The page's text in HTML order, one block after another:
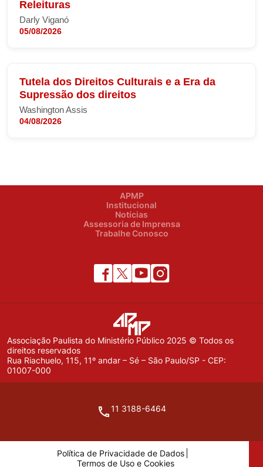
Releituras
Darly Viganó
05/08/2026
Tutela dos Direitos Culturais e a Era da
Supressão dos direitos
Washington Assis
04/08/2026
APMP
Institucional
Notícias
Assessoria de Imprensa
Trabalhe Conosco
Associação Paulista do Ministério Público 2025 © Todos os
direitos reservados
Rua Riachuelo, 115, 11º andar – Sé – São Paulo/SP - CEP:
01007-000
11 3188-6464
Política de Privacidade de Dados
Termos de Uso e Cookies